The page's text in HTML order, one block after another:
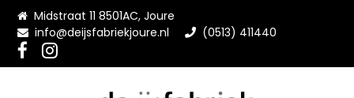
Midstraat 11 8501AC, Joure
info@deijsfabriekjoure.nl
(0513) 411440